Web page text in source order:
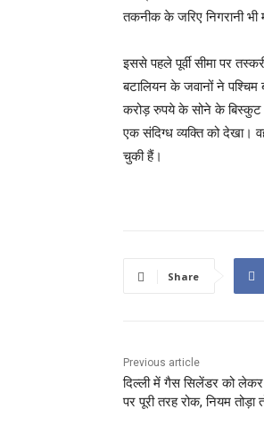
तकनीक के जरिए निगरानी
इससे पहले पूर्वी सीमा पर
बटालियन के जवानों ने
करोड़ रुपये के सोने के बिस्कुट
एक संदिग्ध व्यक्ति को देखा।
चुकी हैं।
Share
Previous article
दिल्ली में गैस सिलेंडर को
पर पूरी तरह रोक, नियम तोड़ा